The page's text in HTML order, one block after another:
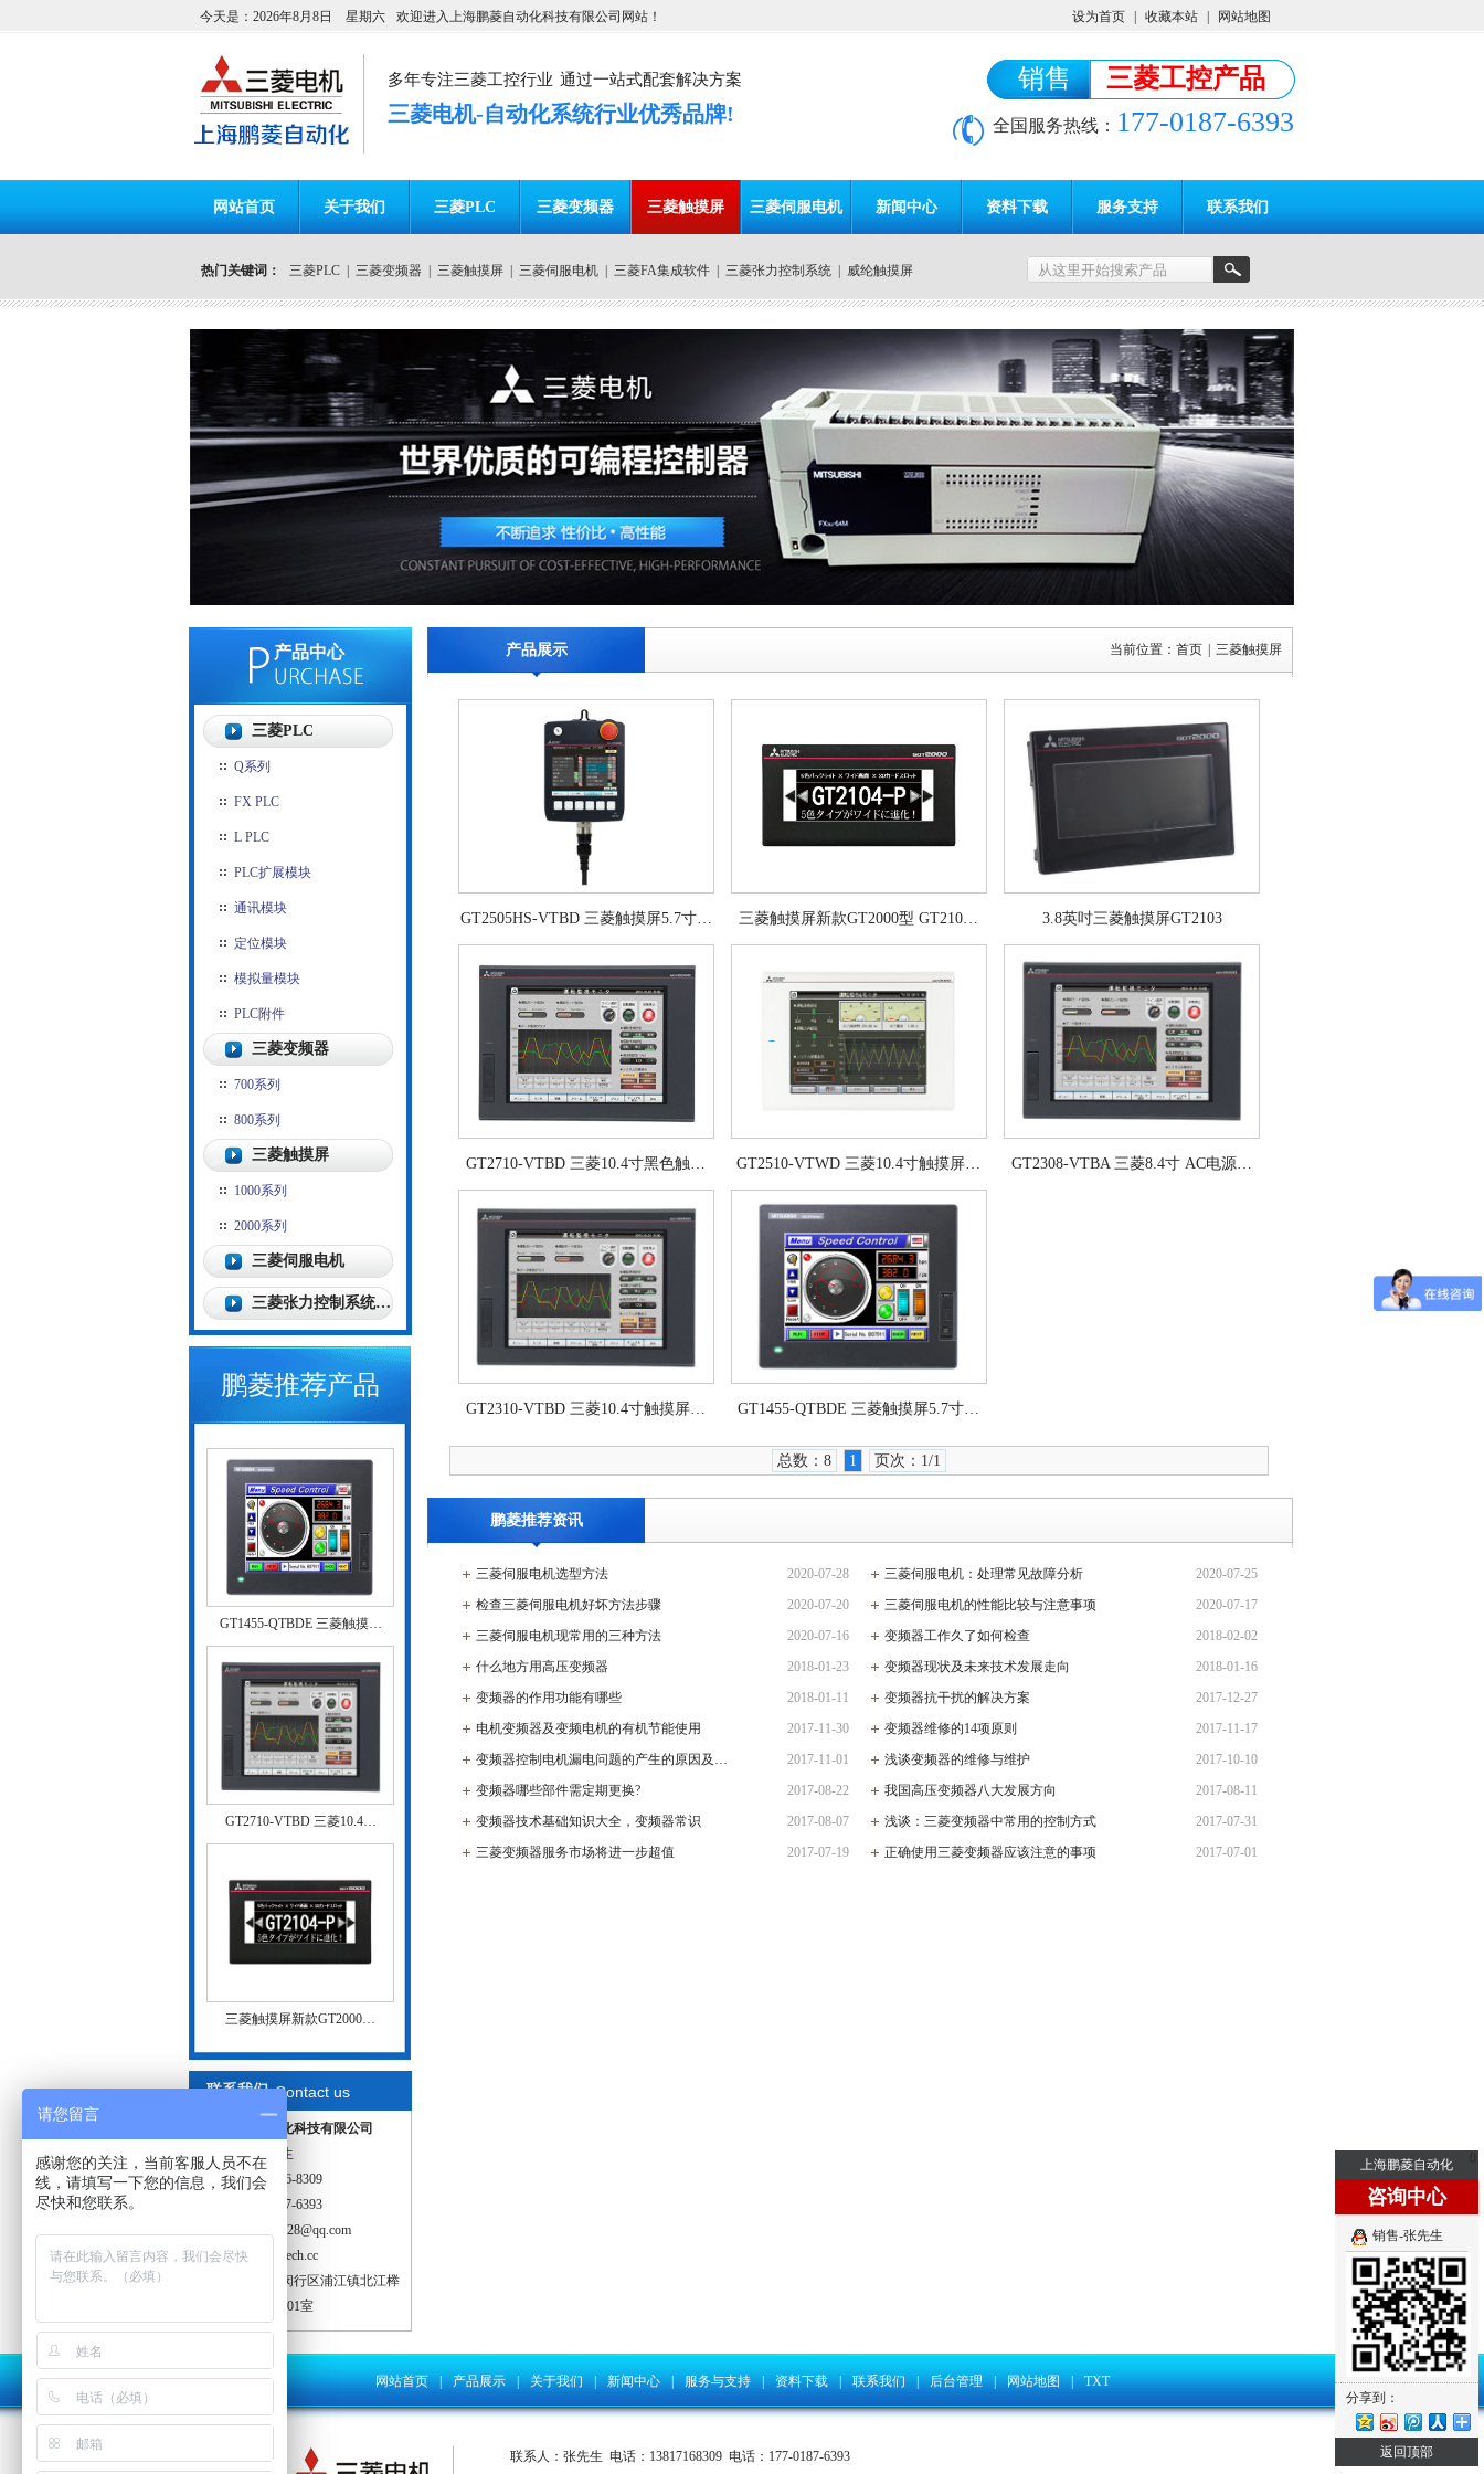
今天是：2026年8月8日 星期六 欢迎进入上海鹏菱自动化科技有限公司网站！ 设为首页 收藏本站 网站地图
多年专注三菱工控行业 通过一站式配套解决方案
三菱电机-自动化系统行业优秀品牌!
销售 三菱工控产品
全国服务热线： 177-0187-6393
网站首页 关于我们 三菱PLC 三菱变频器 三菱触摸屏 三菱伺服电机 新闻中心 资料下载 服务支持 联系我们
热门关键词： 三菱PLC 三菱变频器 三菱触摸屏 三菱伺服电机 三菱FA集成软件 三菱张力控制系统 威纶触摸屏
产品中心
三菱PLC
Q系列
FX PLC
L PLC
PLC扩展模块
通讯模块
定位模块
模拟量模块
PLC附件
三菱变频器
700系列
800系列
三菱触摸屏
1000系列
2000系列
三菱伺服电机
三菱张力控制系统…
鹏菱推荐产品
GT1455-QTBDE 三菱触摸…
GT2710-VTBD 三菱10.4…
三菱触摸屏新款GT2000…
联系我们 Contact us
上海鹏菱自动化科技有限公司
联系人：张先生
电话：138-1716-8309
电话：177-0187-6393
邮箱：987578528@qq.com
网址：www.pltech.cc
地址：上海市闵行区浦江镇北江榉
路588弄5号楼501室
产品展示 当前位置： 首页 三菱触摸屏
GT2505HS-VTBD 三菱触摸屏5.7寸… 三菱触摸屏新款GT2000型 GT210… 3.8英吋三菱触摸屏GT2103
GT2710-VTBD 三菱10.4寸黑色触… GT2510-VTWD 三菱10.4寸触摸屏… GT2308-VTBA 三菱8.4寸 AC电源…
GT2310-VTBD 三菱10.4寸触摸屏… GT1455-QTBDE 三菱触摸屏5.7寸…
总数：8 1 页次：1/1
鹏菱推荐资讯
三菱伺服电机选型方法 2020-07-28 三菱伺服电机：处理常见故障分析
2020-07-25
检查三菱伺服电机好坏方法步骤
2020-07-20 三菱伺服电机的性能比较与注意事项
2020-07-17
三菱伺服电机现常用的三种方法
2020-07-16 变频器工作久了如何检查
2018-02-02
什么地方用高压变频器
2018-01-23 变频器现状及未来技术发展走向
2018-01-16
变频器的作用功能有哪些
2018-01-11 变频器抗干扰的解决方案
2017-12-27
电机变频器及变频电机的有机节能使用
2017-11-30 变频器维修的14项原则
2017-11-17
变频器控制电机漏电问题的产生的原因及…
2017-11-01 浅谈变频器的维修与维护
2017-10-10
变频器哪些部件需定期更换?
2017-08-22 我国高压变频器八大发展方向
2017-08-11
变频器技术基础知识大全，变频器常识
2017-08-07 浅谈：三菱变频器中常用的控制方式
2017-07-31
三菱变频器服务市场将进一步超值
2017-07-19 正确使用三菱变频器应该注意的事项 2017-07-01
网站首页 | 产品展示 | 关于我们 | 新闻中心 | 服务与支持 | 资料下载 | 联系我们 | 后台管理 | 网站地图 | TXT
联系人：张先生 电话：13817168309 电话：177-0187-6393
上海鹏菱自动化
咨询中心
销售-张先生
分享到：
返回顶部
请您留言
感谢您的关注，当前客服人员不在
线，请填写一下您的信息，我们会
尽快和您联系。